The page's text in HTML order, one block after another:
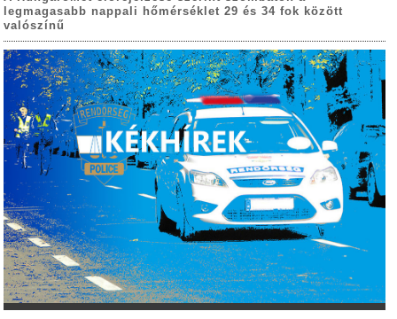
legmagasabb nappali hőmérséklet 29 és 34 fok között
valószínű